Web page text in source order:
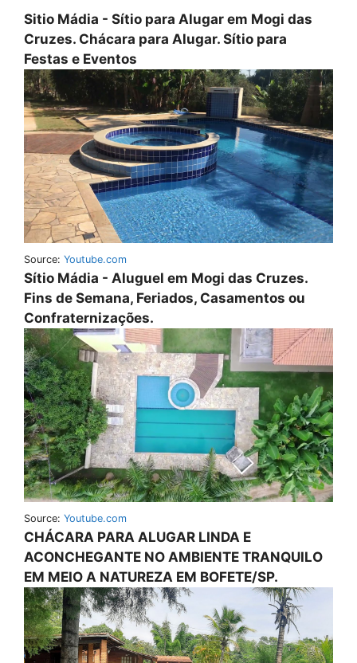
Sitio Mádia - Sítio para Alugar em Mogi das
Cruzes. Chácara para Alugar. Sítio para
Festas e Eventos
Source: Youtube.com
Sítio Mádia - Aluguel em Mogi das Cruzes.
Fins de Semana, Feriados, Casamentos ou
Confraternizações.
Source: Youtube.com
CHÁCARA PARA ALUGAR LINDA E
ACONCHEGANTE NO AMBIENTE TRANQUILO
EM MEIO A NATUREZA EM BOFETE/SP.